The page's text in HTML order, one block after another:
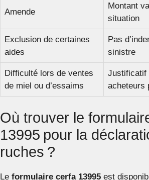
Amende
Montant
situation
Exclusion de certaines
aides
Pas
sinistre
Difficulté lors de ventes
de miel ou d’essaims
Justificatif
acheteurs
Où trouver le
13995 pour la
ruches ?
Le formulaire cerfa 13995 est